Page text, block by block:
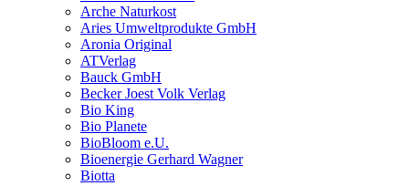
Arche Naturkost
Aries Umweltprodukte GmbH
Aronia Original
ATVerlag
Bauck GmbH
Becker Joest Volk Verlag
Bio King
Bio Planete
BioBloom e.U.
Bioenergie Gerhard Wagner
Biotta